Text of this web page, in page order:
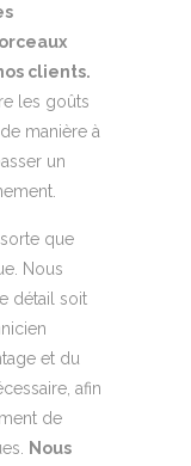
clients.
les goûts
manière à
un
que
Nous
détail soit
et du
afin
de
Nous